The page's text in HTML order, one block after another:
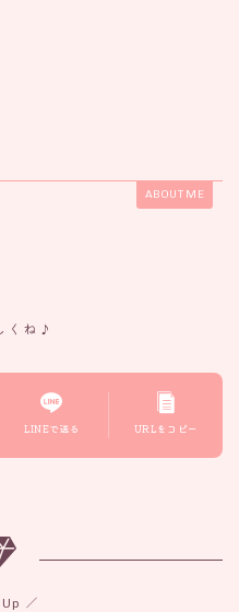
ABOUT ME
くね♪
LINEで送る URLをコピー
／